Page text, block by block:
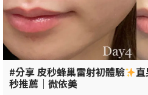
#分享 皮秒蜂巢雷射初體驗
秒推薦｜微依美